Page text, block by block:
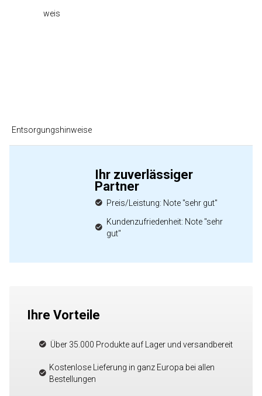
weis
Entsorgungshinweise
Ihr zuverlässiger
Partner
Preis/Leistung: Note "sehr gut"
Kundenzufriedenheit: Note "sehr
gut"
Ihre Vorteile
Über 35.000 Produkte auf Lager und versandbereit
Kostenlose Lieferung in ganz Europa bei allen
Bestellungen